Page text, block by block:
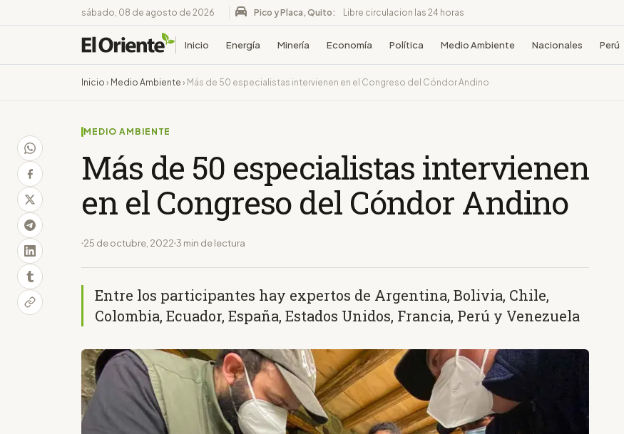
sábado, 08 de agosto de 2026 Pico y Placa, Quito: Libre circulacion las 24 horas
Inicio Energía Minería Economía Política Medio Ambiente Nacionales Perú
Inicio › Medio Ambiente › Más de 50 especialistas intervienen en el Congreso del Cóndor Andino
MEDIO AMBIENTE
Más de 50 especialistas intervienen
en el Congreso del Cóndor Andino
25 de octubre, 20223 min de lectura
Entre los participantes hay expertos de Argentina, Bolivia, Chile,
Colombia, Ecuador, España, Estados Unidos, Francia, Perú y Venezuela